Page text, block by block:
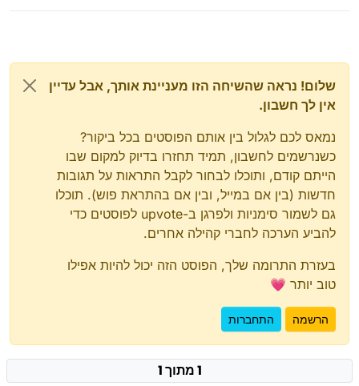
שלום! נראה שהשיחה הזו מעניינת אותך, אבל עדיין
אין לך חשבון.
נמאס לכם לגלול בין אותם הפוסטים בכל ביקור?
כשנרשמים לחשבון, תמיד תחזרו בדיוק למקום שבו
הייתם קודם, ותוכלו לבחור לקבל התראות על תגובות
חדשות (בין אם במייל, ובין אם בהתראת פוש). תוכלו
גם לשמור סימניות ולפרגן ב-upvote לפוסטים כדי
להביע הערכה לחברי קהילה אחרים.
בעזרת התרומה שלך, הפוסט הזה יכול להיות אפילו
טוב יותר 💗
הרשמה התחברות
1 מתוך 1